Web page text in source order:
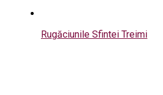
Rugăciunile Sfintei Treimi